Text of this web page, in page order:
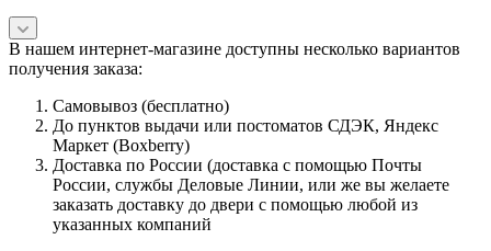
В нашем интернет-магазине доступны несколько вариантов
получения заказа:
Самовывоз (бесплатно)
До пунктов выдачи или постоматов СДЭК, Яндекс
Маркет (Boxberry)
Доставка по России (доставка с помощью Почты
России, службы Деловые Линии, или же вы желаете
заказать доставку до двери с помощью любой из
указанных компаний